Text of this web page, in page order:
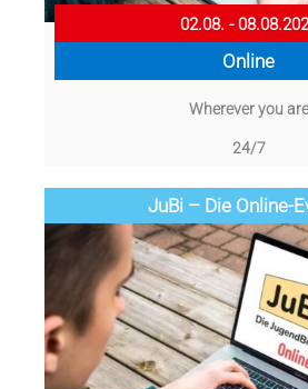
02.08. -
Online
Wherever you are
24/7
JuBi – Die Online-